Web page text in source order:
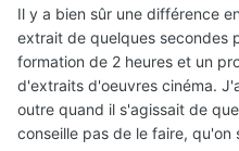
Il y a bien sûr une différence
extrait de quelques secondes
formation de 2 heures et un
d'extraits d'oeuvres cinéma.
outre quand il s'agissait de
conseille pas de le faire, qu'on